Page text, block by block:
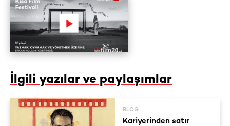
İlgili yazılar ve paylaşımlar
BLOG
Kariyerinden satır